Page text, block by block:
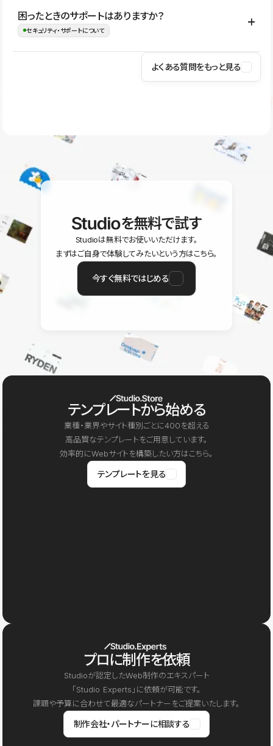
ながらレイアウトに影響を与えずに更新作業を進めやすくなりま
す。
Studioでは、公開サイトやサービスを安全に利用できるよう、通信
の暗号化、データ保護、アクセス管理、脆弱性対策など、複数の観
はSSL/TLSによる通信暗号化に対応しており、悪質なスクリプトの
困ったときのサポートはありますか？
セキュリティ・サポートについて
操作方法や機能については、ヘルプセンターでご確認いただけま
ユーザー同士で質問・相談できるコミュニティもご利用ください。
よくある質問をもっと見る
を無料で試す
Studioは無料でお使いいただけます。
まずはご自身で体験してみたいという方はこちら。
今すぐ無料ではじめる
テンプレートから始める
業種・業界やサイト種別ごとに400を超える
高品質なテンプレートをご用意しています。
効率的にWebサイトを構築したい方はこちら。
テンプレートを見る
プロに制作を依頼
Studioが認定したWeb制作のエキスパート
「Studio Experts」に依頼が可能です。
課題や予算に合わせて最適なパートナーをご提案いたします。
制作会社・パートナーに相談する